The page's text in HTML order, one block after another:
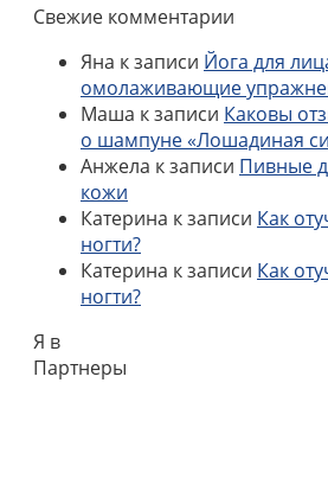
Свежие комментарии
Яна к записи Йога для
омолаживающие
Маша к записи Каковы
о шампуне «Лошадиная
Анжела к записи Пивные
кожи
Катерина к записи Как
ногти?
Катерина к записи Как
ногти?
Я в
Партнеры